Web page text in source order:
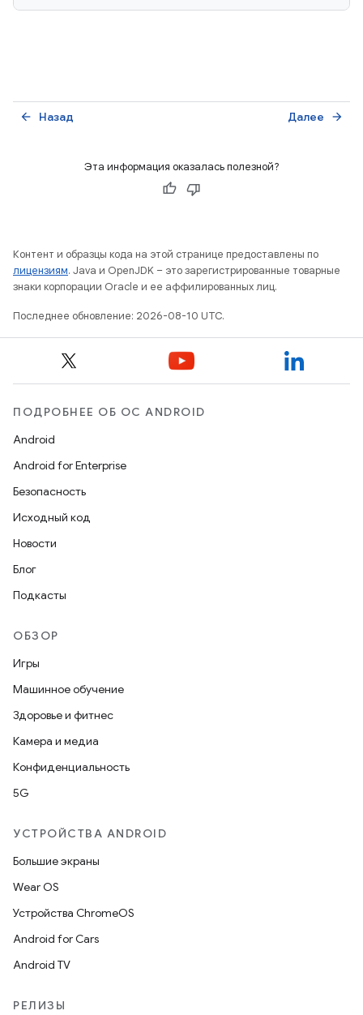
Назад
arrow_back Далее arrow_forward
Эта информация оказалась полезной?
Контент и образцы кода на этой странице предоставлены по
лицензиям. Java и OpenJDK – это зарегистрированные товарные
знаки корпорации Oracle и ее аффилированных лиц.
Последнее обновление: 2026-08-10 UTC.
ПОДРОБНЕЕ ОБ ОС ANDROID
Android
Android for Enterprise
Безопасность
Исходный код
Новости
Блог
Подкасты
ОБЗОР
Игры
Машинное обучение
Здоровье и фитнес
Камера и медиа
Конфиденциальность
5G
УСТРОЙСТВА ANDROID
Большие экраны
Wear OS
Устройства ChromeOS
Android for Cars
Android TV
РЕЛИЗЫ